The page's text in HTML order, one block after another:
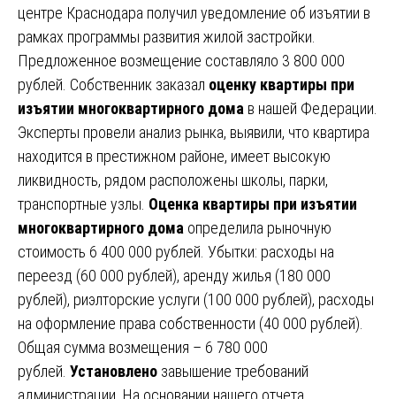
центре Краснодара получил уведомление об изъятии в
рамках программы развития жилой застройки.
Предложенное возмещение составляло 3 800 000
рублей. Собственник заказал оценку квартиры при
изъятии многоквартирного дома в нашей Федерации.
Эксперты провели анализ рынка, выявили, что квартира
находится в престижном районе, имеет высокую
ликвидность, рядом расположены школы, парки,
транспортные узлы. Оценка квартиры при изъятии
многоквартирного дома определила рыночную
стоимость 6 400 000 рублей. Убытки: расходы на
переезд (60 000 рублей), аренду жилья (180 000
рублей), риэлторские услуги (100 000 рублей), расходы
на оформление права собственности (40 000 рублей).
Общая сумма возмещения – 6 780 000
рублей. Установлено завышение требований
администрации. На основании нашего отчета